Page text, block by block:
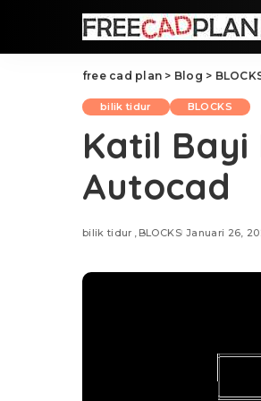
free cad plan > Blog >
bilik tidur BLOCKS
Katil Bayi
Autocad
bilik tidur BLOCKS Januari 26,